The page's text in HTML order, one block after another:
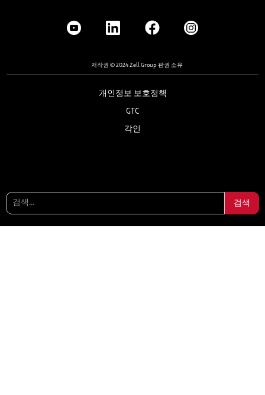
저작권 © 2024 Zell Group 판권 소유
개인정보 보호정책
GTC
각인